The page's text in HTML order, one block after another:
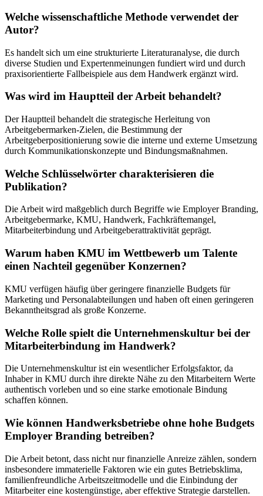
Welche wissenschaftliche Methode verwendet der
Autor?
Es handelt sich um eine strukturierte Literaturanalyse, die durch
diverse Studien und Expertenmeinungen fundiert wird und durch
praxisorientierte Fallbeispiele aus dem Handwerk ergänzt wird.
Was wird im Hauptteil der Arbeit behandelt?
Der Hauptteil behandelt die strategische Herleitung von
Arbeitgebermarken-Zielen, die Bestimmung der
Arbeitgeberpositionierung sowie die interne und externe Umsetzung
durch Kommunikationskonzepte und Bindungsmaßnahmen.
Welche Schlüsselwörter charakterisieren die
Publikation?
Die Arbeit wird maßgeblich durch Begriffe wie Employer Branding,
Arbeitgebermarke, KMU, Handwerk, Fachkräftemangel,
Mitarbeiterbindung und Arbeitgeberattraktivität geprägt.
Warum haben KMU im Wettbewerb um Talente
einen Nachteil gegenüber Konzernen?
KMU verfügen häufig über geringere finanzielle Budgets für
Marketing und Personalabteilungen und haben oft einen geringeren
Bekanntheitsgrad als große Konzerne.
Welche Rolle spielt die Unternehmenskultur bei der
Mitarbeiterbindung im Handwerk?
Die Unternehmenskultur ist ein wesentlicher Erfolgsfaktor, da
Inhaber in KMU durch ihre direkte Nähe zu den Mitarbeitern Werte
authentisch vorleben und so eine starke emotionale Bindung
schaffen können.
Wie können Handwerksbetriebe ohne hohe Budgets
Employer Branding betreiben?
Die Arbeit betont, dass nicht nur finanzielle Anreize zählen, sondern
insbesondere immaterielle Faktoren wie ein gutes Betriebsklima,
familienfreundliche Arbeitszeitmodelle und die Einbindung der
Mitarbeiter eine kostengünstige, aber effektive Strategie darstellen.